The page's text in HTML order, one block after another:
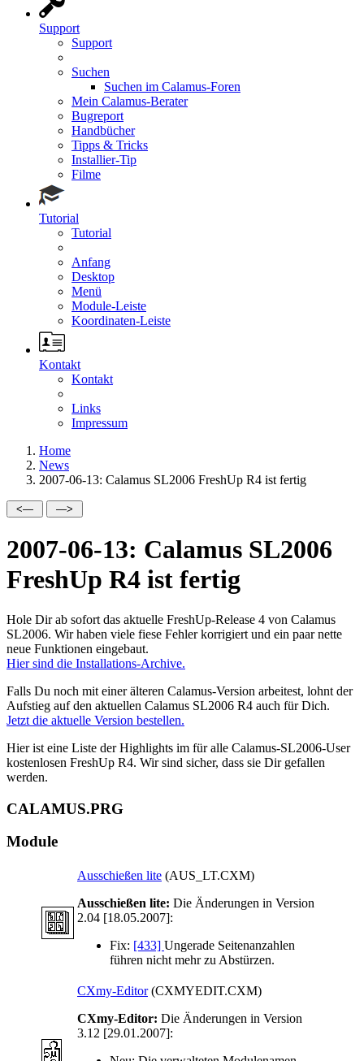
Support
Support
Suchen
Suchen im Calamus-Foren
Mein Calamus-Berater
Bugreport
Handbücher
Tipps & Tricks
Installier-Tip
Filme
Tutorial
Tutorial
Anfang
Desktop
Menü
Module-Leiste
Koordinaten-Leiste
Kontakt
Kontakt
Links
Impressum
Home
News
2007-06-13: Calamus SL2006 FreshUp R4 ist fertig
2007-06-13: Calamus SL2006
FreshUp R4 ist fertig
Hole Dir ab sofort das aktuelle FreshUp-Release 4 von Calamus
SL2006. Wir haben viele fiese Fehler korrigiert und ein paar nette
neue Funktionen eingebaut.
Hier sind die Installations-Archive.
Falls Du noch mit einer älteren Calamus-Version arbeitest, lohnt der
Aufstieg auf den aktuellen Calamus SL2006 R4 auch für Dich.
Jetzt die aktuelle Version bestellen.
Hier ist eine Liste der Highlights im für alle Calamus-SL2006-User
kostenlosen FreshUp R4. Wir sind sicher, dass sie Dir gefallen
werden.
CALAMUS.PRG
Module
Ausschießen lite (AUS_LT.CXM)
Ausschießen lite: Die Änderungen in Version
2.04 [18.05.2007]:
Fix: [433] Ungerade Seitenanzahlen
führen nicht mehr zu Abstürzen.
CXmy-Editor(CXMYEDIT.CXM)
CXmy-Editor: Die Änderungen in Version
3.12 [29.01.2007]: